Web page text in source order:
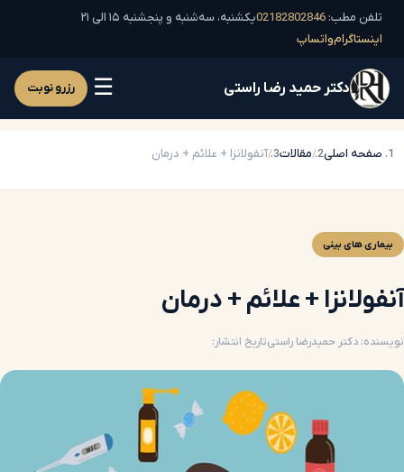
تلفن مطب: 02182802846یکشنبه، سه‌شنبه و پنجشنبه ۱۵ الی ۲۱
اینستاگرامواتساپ
دکتر حمید رضا راستی ☰ رزرو نوبت
صفحه اصلی مقالات آنفولانزا + علائم + درمان
بیماری های بینی
آنفولانزا + علائم + درمان
نویسنده: دکتر حمیدرضا راستیتاریخ انتشار: